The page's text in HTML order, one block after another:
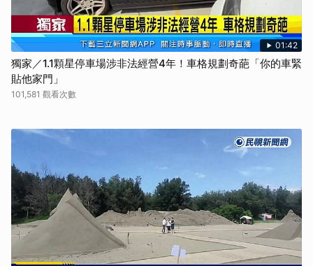
01:42
獨家／1.1顆星停車場涉非法經營4年！車格規劃奇葩「你的車緊
貼他家門」
101,581 觀看次數